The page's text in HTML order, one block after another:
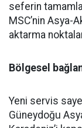
seferin
MSC’nin Asya-
aktarma
Bölgesel
Yeni servis
Güneydoğu